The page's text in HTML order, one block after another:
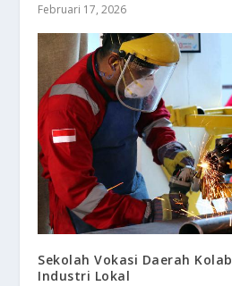
Februari 17, 2026
Sekolah Vokasi Daerah
Industri Lokal